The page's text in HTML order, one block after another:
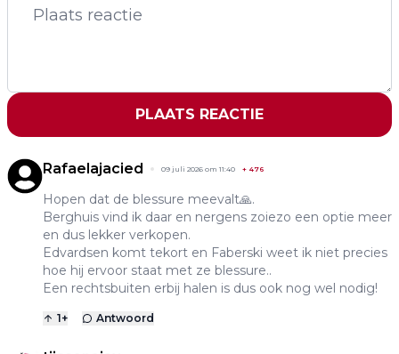
PLAATS REACTIE
Rafaelajacied 09 juli 2026 om 11:40 + 476
Hopen dat de blessure meevalt🙏.
Berghuis vind ik daar en nergens zoiezo een optie meer
en dus lekker verkopen.
Edvardsen komt tekort en Faberski weet ik niet precies
hoe hij ervoor staat met ze blessure..
Een rechtsbuiten erbij halen is dus ook nog wel nodig!
1+ Antwoord